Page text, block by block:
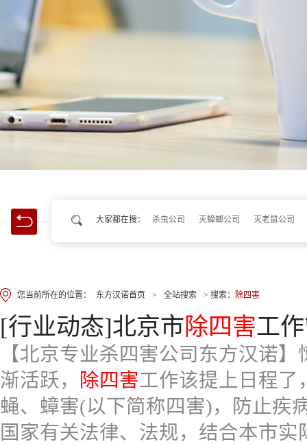
大家都在搜： 杀虫公司 灭蟑螂公司 灭老鼠公司
您当前所在的位置： 东方汉诺首页 > 全站搜索 > 搜索： 除四害
[行业动态]北京市除四害工
【北京专业杀四害公司东方汉诺
渐活跃，
除四害工作该提上日程了
蝇、蟑害(以下简称四害)，防止疾
国家有关法律、法规，结合本市